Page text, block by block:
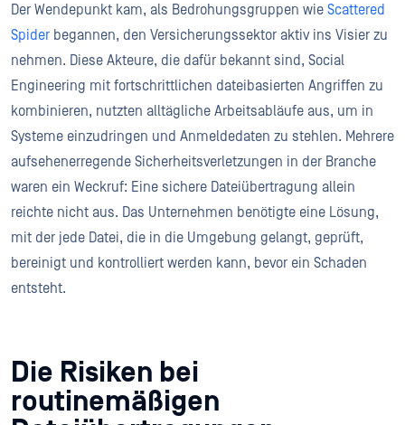
Der Wendepunkt kam, als Bedrohungsgruppen wie Scattered
Spider begannen, den Versicherungssektor aktiv ins Visier zu
nehmen. Diese Akteure, die dafür bekannt sind, Social
Engineering mit fortschrittlichen dateibasierten Angriffen zu
kombinieren, nutzten alltägliche Arbeitsabläufe aus, um in
Systeme einzudringen und Anmeldedaten zu stehlen. Mehrere
aufsehenerregende Sicherheitsverletzungen in der Branche
waren ein Weckruf: Eine sichere Dateiübertragung allein
reichte nicht aus. Das Unternehmen benötigte eine Lösung,
mit der jede Datei, die in die Umgebung gelangt, geprüft,
bereinigt und kontrolliert werden kann, bevor ein Schaden
entsteht.
Die Risiken bei
routinemäßigen